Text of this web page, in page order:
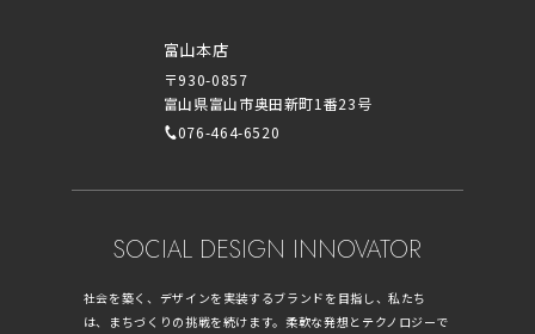
富山本店
〒930-0857
富山県富山市奥田新町1番23号
076-464-6520
SOCIAL DESIGN INNOVATOR
社会を築く、デザインを実装するブランドを目指し、私たち
は、まちづくりの挑戦を続けます。柔軟な発想とテクノロジーで